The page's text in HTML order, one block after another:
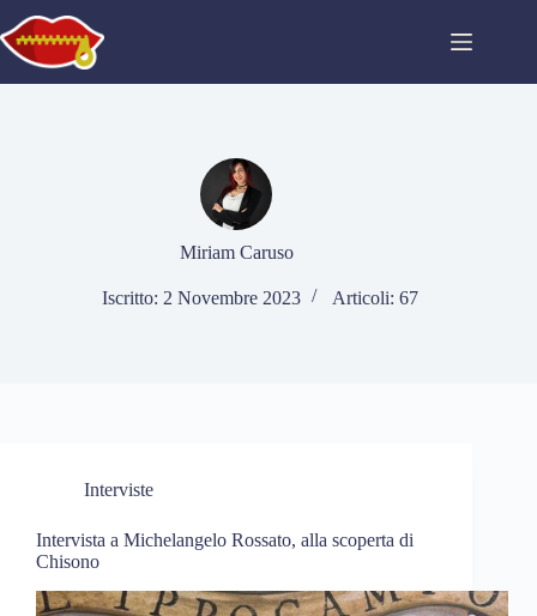
al
contenuto
Miriam Caruso
Iscritto: 2 Novembre 2023 Articoli: 67
Interviste
Intervista a Michelangelo Rossato, alla scoperta di
Chisono